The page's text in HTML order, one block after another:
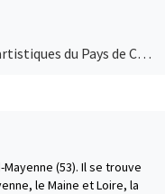
Établissement d'enseignements artistiques du Pays de Craon
(53). Il se trouve
le Maine et Loire, la